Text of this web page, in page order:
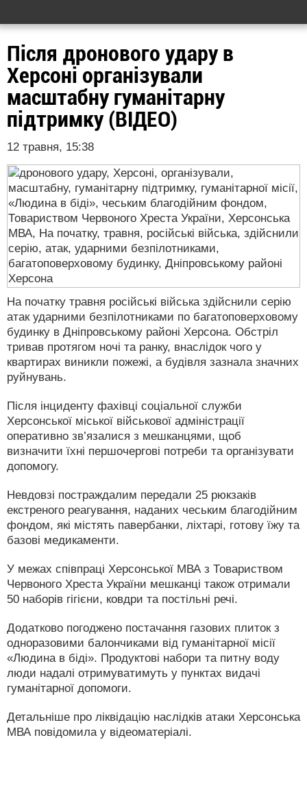
Після дронового удару в
Херсоні організували
масштабну гуманітарну
підтримку (ВІДЕО)
12 травня, 15:38
На початку травня російські війська здійснили серію
атак ударними безпілотниками по багатоповерховому
будинку в Дніпровському районі Херсона. Обстріл
тривав протягом ночі та ранку, внаслідок чого у
квартирах виникли пожежі, а будівля зазнала значних
руйнувань.
Після інциденту фахівці соціальної служби
Херсонської міської військової адміністрації
оперативно зв’язалися з мешканцями, щоб
визначити їхні першочергові потреби та організувати
допомогу.
Невдовзі постраждалим передали 25 рюкзаків
екстреного реагування, наданих чеським благодійним
фондом, які містять павербанки, ліхтарі, готову їжу та
базові медикаменти.
У межах співпраці Херсонської МВА з Товариством
Червоного Хреста України мешканці також отримали
50 наборів гігієни, ковдри та постільні речі.
Додатково погоджено постачання газових плиток з
одноразовими балончиками від гуманітарної місії
«Людина в біді». Продуктові набори та питну воду
люди надалі отримуватимуть у пунктах видачі
гуманітарної допомоги.
Детальніше про ліквідацію наслідків атаки Херсонська
МВА повідомила у відеоматеріалі.